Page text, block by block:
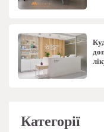
Категорії